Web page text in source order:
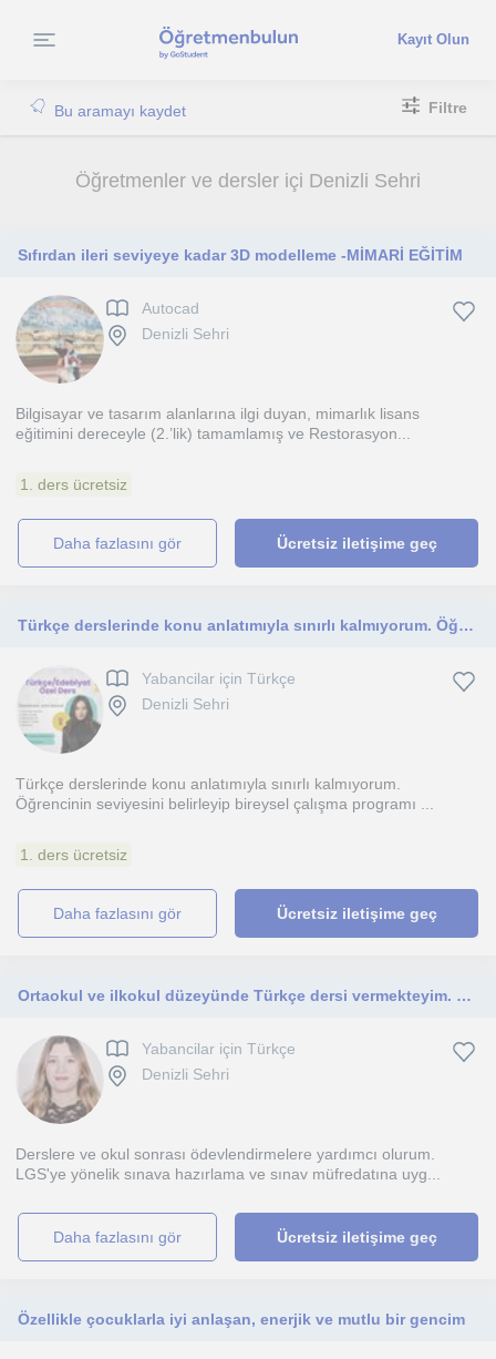
Kayıt Olun
Bu aramayı kaydet Filtre
Öğretmenler ve dersler içi Denizli Sehri
Sıfırdan ileri seviyeye kadar 3D modelleme -MİMARİ EĞİTİM
Autocad
Denizli Sehri
Bilgisayar ve tasarım alanlarına ilgi duyan, mimarlık lisans
eğitimini dereceyle (2.’lik) tamamlamış ve Restorasyon...
1. ders ücretsiz
daha fazlasını gör Ücretsiz iletişime geç
Türkçe derslerinde konu anlatımıyla sınırlı kalmıyorum. Öğrencinin seviyesini belirleyip bireysel çalışma programı oluşturuyorum
Yabancilar için Türkçe
Denizli Sehri
Türkçe derslerinde konu anlatımıyla sınırlı kalmıyorum.
Öğrencinin seviyesini belirleyip bireysel çalışma programı ...
1. ders ücretsiz
daha fazlasını gör Ücretsiz iletişime geç
Ortaokul ve ilkokul düzeyünde Türkçe dersi vermekteyim. Denizli'de yüzyüze, diğer iller için de online eğitim verebilirim.
Yabancilar için Türkçe
Denizli Sehri
Derslere ve okul sonrası ödevlendirmelere yardımcı olurum.
LGS'ye yönelik sınava hazırlama ve sınav müfredatına uyg...
daha fazlasını gör Ücretsiz iletişime geç
Özellikle çocuklarla iyi anlaşan, enerjik ve mutlu bir gencim